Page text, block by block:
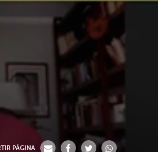
PÁGINA